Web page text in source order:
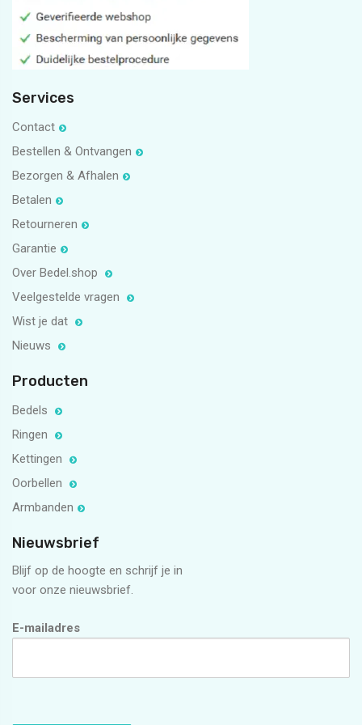
Services
Contact
Bestellen & Ontvangen
Bezorgen & Afhalen
Betalen
Retourneren
Garantie
Over Bedel.shop
Veelgestelde vragen
Wist je dat
Nieuws
Producten
Bedels
Ringen
Kettingen
Oorbellen
Armbanden
Nieuwsbrief
Blijf op de hoogte en schrijf je in
voor onze nieuwsbrief.
E-mailadres